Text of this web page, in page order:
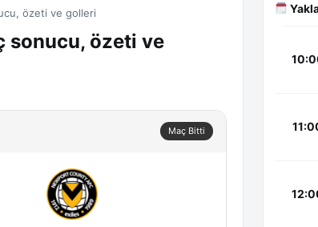
özeti ve golleri
sonucu, özeti ve
Maç Bitti